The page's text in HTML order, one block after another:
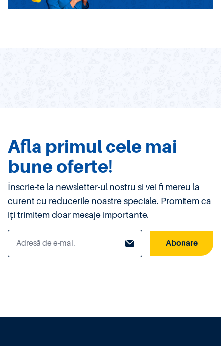
Afla primul cele mai
bune oferte!
Înscrie-te la newsletter-ul nostru si vei fi mereu la
curent cu reducerile noastre speciale. Promitem ca
iți trimitem doar mesaje importante.
Abonare